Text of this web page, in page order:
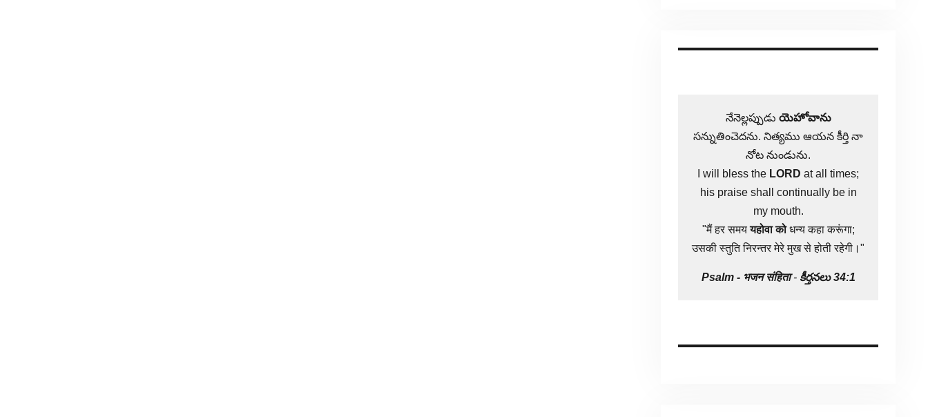
నేనెల్లప్పుడు యెహోవాను
సన్నుతించెదను. నిత్యము ఆయన కీర్తి నా
నోట నుండును.
I will bless the LORD at all times;
his praise shall continually be in
my mouth.
"मैं हर समययहोवा कोधन्य कहा करूंगा;
उसकी स्तुति निरन्तर मेरे मुख से होती रहेगी।"
Psalm - भजन संहिता- కీర్తనలు 34:1